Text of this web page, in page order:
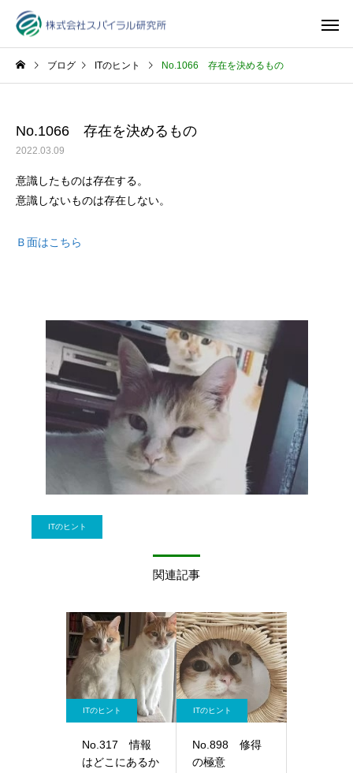
ブログ ITのヒント No.1066 存在を決めるもの
No.1066 存在を決めるもの
2022.03.09
意識したものは存在する。
意識しないものは存在しない。
Ｂ面はこちら
ITのヒント
関連記事
ITのヒント
No.317 情報
はどこにあるか
ITのヒント
No.898 修得
の極意